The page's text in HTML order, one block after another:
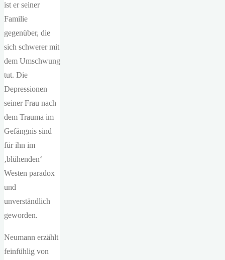
ist er seiner
Familie
gegenüber, die
sich schwerer mit
dem Umschwung
tut. Die
Depressionen
seiner Frau nach
dem Trauma im
Gefängnis sind
für ihn im
‚blühenden‘
Westen paradox
und
unverständlich
geworden.
Neumann erzählt
feinfühlig von